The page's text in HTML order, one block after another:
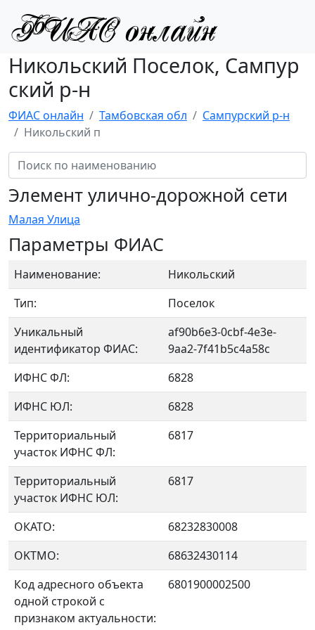
Никольский Поселок, Сампур
ский р-н
ФИАС онлайн Тамбовская обл
Сампурский р-н
Никольский п
Элемент улично-дорожной сети
Малая Улица
Параметры ФИАС
Наименование:
Никольский
Тип:
Поселок
Уникальный
идентификатор ФИАС:
af90b6e3-0cbf-4e3e-
9aa2-7f41b5c4a58c
ИФНС ФЛ:
6828
ИФНС ЮЛ:
6828
Территориальный
участок ИФНС ФЛ:
6817
Территориальный
участок ИФНС ЮЛ:
6817
ОКАТО:
68232830008
OKTMO:
68632430114
Код адресного объекта
одной строкой с
признаком актуальности:
6801900002500